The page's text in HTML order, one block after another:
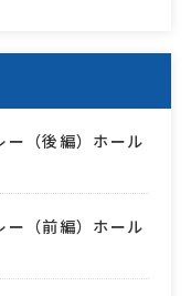
ー（後編）ホール
ー（前編）ホール